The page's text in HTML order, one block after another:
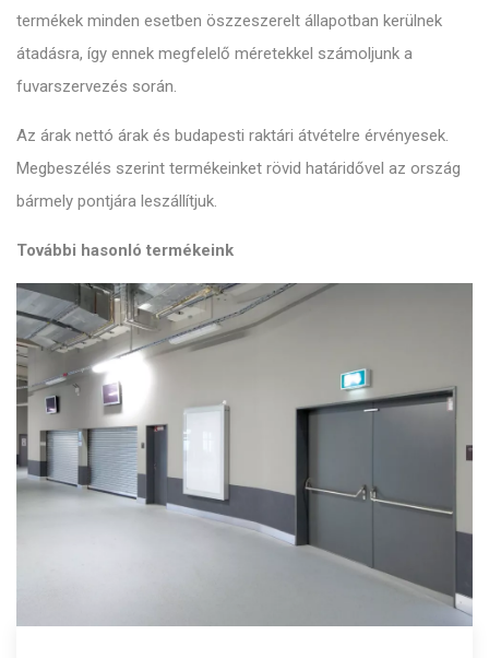
termékek minden esetben öszzeszerelt állapotban kerülnek
átadásra, így ennek megfelelő méretekkel számoljunk a
fuvarszervezés során.
Az árak nettó árak és budapesti raktári átvételre érvényesek.
Megbeszélés szerint termékeinket rövid határidővel az ország
bármely pontjára leszállítjuk.
További hasonló termékeink